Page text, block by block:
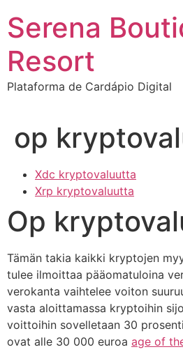
para
conteúdo
Serena
Resort
Plataforma de Cardápio Digital
op
Xdc kryptovaluutta
Xrp kryptovaluutta
Op
Tämän takia kaikki kryptojen
tulee ilmoittaa pääomatuloina
verokanta vaihtelee voiton
vasta aloittamassa kryptoihin
voittoihin sovelletaan 30
ovat alle 30 000 euroa age of